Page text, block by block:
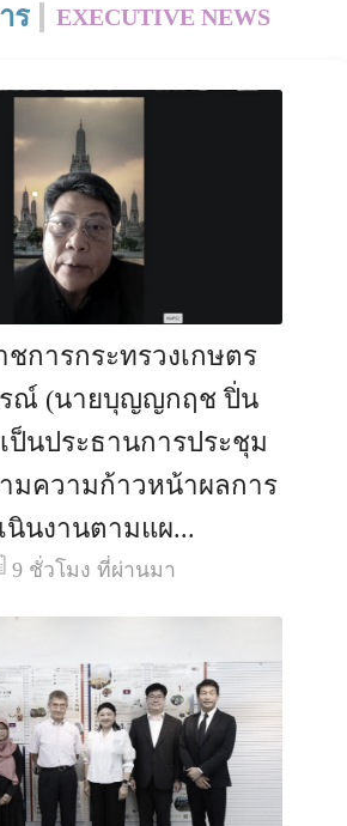
ร EXECUTIVE NEWS
ชการกระทรวงเกษตร
ณ์ (นายบุญญกฤช ปิ่น
ป็นประธานการประชุม
มความก้าวหน้าผลการ
นินงานตามแผ...
9 ชั่วโมง ที่ผ่านมา